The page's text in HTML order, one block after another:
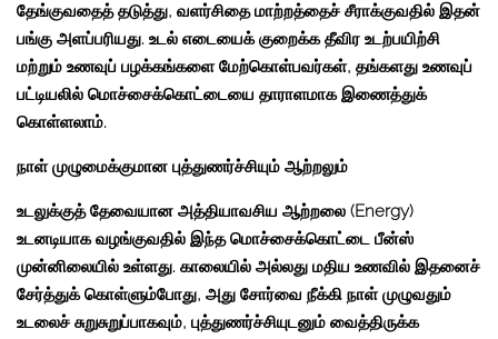
தேங்குவதைத் தடுத்து, வளர்சிதை மாற்றத்தைச் சீராக்குவதில் இதன்
பங்கு அளப்பரியது. உடல் எடையைக் குறைக்க தீவிர உடற்பயிற்சி
மற்றும் உணவுப் பழக்கங்களை மேற்கொள்பவர்கள், தங்களது உணவுப்
பட்டியலில் மொச்சைக்கொட்டையை தாராளமாக இணைத்துக்
கொள்ளலாம்.
நாள் முழுமைக்குமான புத்துணர்ச்சியும் ஆற்றலும்
உடலுக்குத் தேவையான அத்தியாவசிய ஆற்றலை (Energy)
உடனடியாக வழங்குவதில் இந்த மொச்சைக்கொட்டை பீன்ஸ்
முன்னிலையில் உள்ளது. காலையில் அல்லது மதிய உணவில் இதனைச்
சேர்த்துக் கொள்ளும்போது, அது சோர்வை நீக்கி நாள் முழுவதும்
உடலைச் சுறுசுறுப்பாகவும், புத்துணர்ச்சியுடனும் வைத்திருக்க